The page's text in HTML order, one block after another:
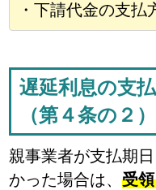
・下請代金の支
遅延利息の支
（第４条の２）
親事業者が支払期
かった場合は、受